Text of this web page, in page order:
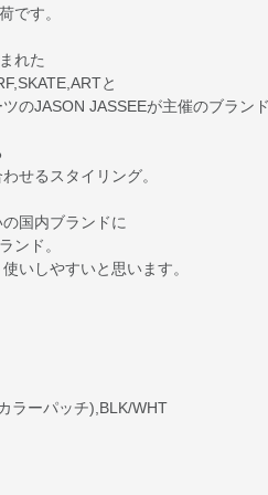
です。
れた
と
のJASON JASSEEが主催のブラン
せるスタイリング。
国内ブランドに
ンド。
いしやすいと思います。
ラーパッチ),BLK/WHT